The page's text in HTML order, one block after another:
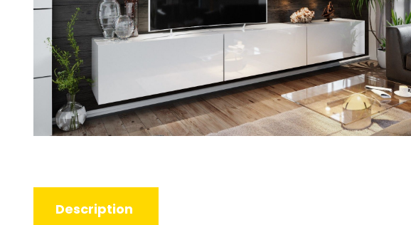
Description